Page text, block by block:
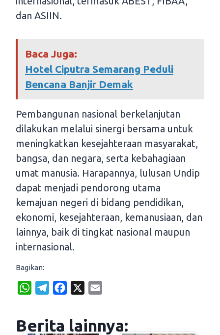
dan ASIIN.
Baca Juga:
Hotel Ciputra Semarang Peduli
Bencana Banjir Demak
Pembangunan nasional berkelanjutan
dilakukan melalui sinergi bersama untuk
meningkatkan kesejahteraan masyarakat,
bangsa, dan negara, serta kebahagiaan
umat manusia. Harapannya, lulusan Undip
dapat menjadi pendorong utama
kemajuan negeri di bidang pendidikan,
ekonomi, kesejahteraan, kemanusiaan, dan
lainnya, baik di tingkat nasional maupun
internasional.
Bagikan:
W
t
e
e
i
Berita lainnya: